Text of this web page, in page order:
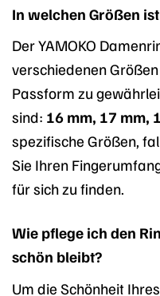
In welchen Größen
Der YAMOKO
verschiedenen
Passform zu
sind: 16 mm, 17 mm,
spezifische Größen,
Sie Ihren
für sich zu finden.
Wie pflege ich den
schön bleibt?
Um die Schönheit